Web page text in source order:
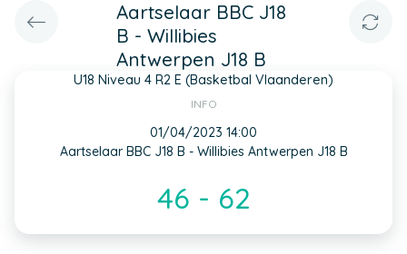
Aartselaar BBC J18
B - Willibies
Antwerpen J18 B
U18 Niveau 4 R2 E (Basketbal Vlaanderen)
INFO
01/04/2023 14:00
Aartselaar BBC J18 B - Willibies Antwerpen J18 B
46 - 62